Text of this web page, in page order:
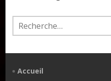
Rechercher :
Accueil